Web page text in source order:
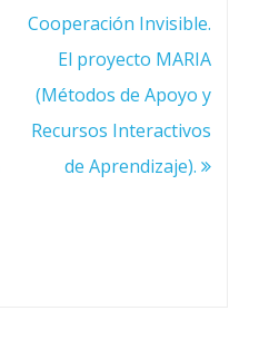
Cooperación Invisible.
El proyecto MARIA
(Métodos de Apoyo y
Recursos Interactivos
de Aprendizaje).